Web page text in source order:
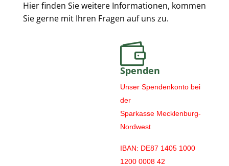
Hier finden Sie weitere Informationen, kommen
Sie gerne mit Ihren Fragen auf uns zu.

Spenden
Unser Spendenkonto bei
der
Sparkasse Mecklenburg-
Nordwest
IBAN: DE87 1405 1000
1200 0008 42